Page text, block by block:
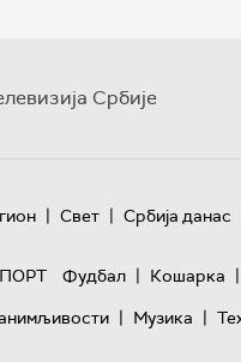
Србије
| Свет | Србија данас
Фудбал | Кошарка |
| Музика |